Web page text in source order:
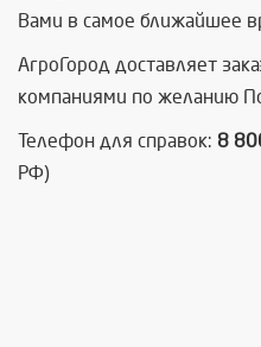
Вами в самое ближайшее
АгроГород доставляет
компаниями по желанию
Телефон для справок: 8
РФ)